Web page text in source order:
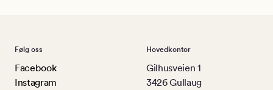
Følg oss
Facebook
Instagram
Hovedkontor
Gilhusveien 1
3426 Gullaug